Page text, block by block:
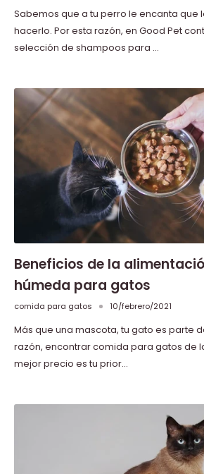
Sabemos que a tu perro le encanta que
hacerlo. Por esta razón, en Good Pet
selección de shampoos para ...
Beneficios de la
húmeda para gatos
comida para gatos 10/febrero/2021
Más que una mascota, tu gato es parte
razón, encontrar comida para gatos de
mejor precio es tu prior...